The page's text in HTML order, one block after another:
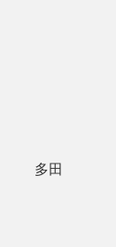
多田